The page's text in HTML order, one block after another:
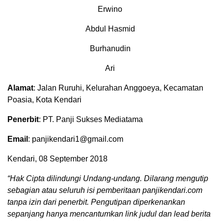
Erwino
Abdul Hasmid
Burhanudin
Ari
Alamat: Jalan Ruruhi, Kelurahan Anggoeya, Kecamatan
Poasia, Kota Kendari
Penerbit: PT. Panji Sukses Mediatama
Email : panjikendari1@gmail.com
Kendari, 08 September 2018
“Hak Cipta dilindungi Undang-undang. Dilarang mengutip
sebagian atau seluruh isi pemberitaan panjikendari.com
tanpa izin dari penerbit. Pengutipan diperkenankan
sepanjang hanya mencantumkan link judul dan lead berita